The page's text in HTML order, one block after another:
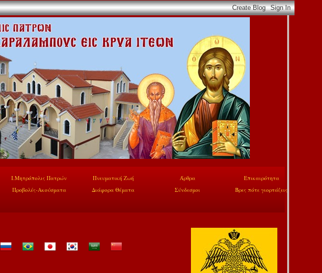
Ι.Μητρόπολις Πατρών Πνευματική Ζωή Άρθρα
Επικαιρότητα
Προβολές-Ακούσματα Διάφορα Θέματα Σύνδεσμοι
Βρες πότε γιορτάζεις